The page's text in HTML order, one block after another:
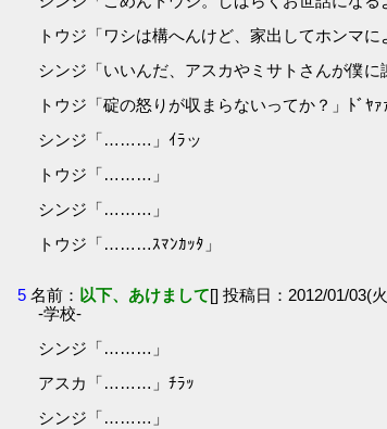
トウジ「ワシは構へんけど、家出してホンマに
シンジ「いいんだ、アスカやミサトさんが僕に
トウジ「碇の怒りが収まらないってか？」ﾄﾞﾔｧ
シンジ「………」ｲﾗッ
トウジ「………」
シンジ「………」
トウジ「………ｽﾏﾝｶｯﾀ」
5 名前： 以下、あけまして[] 投稿日：2012/01/03(
-学校-
シンジ「………」
アスカ「………」ﾁﾗｯ
シンジ「………」